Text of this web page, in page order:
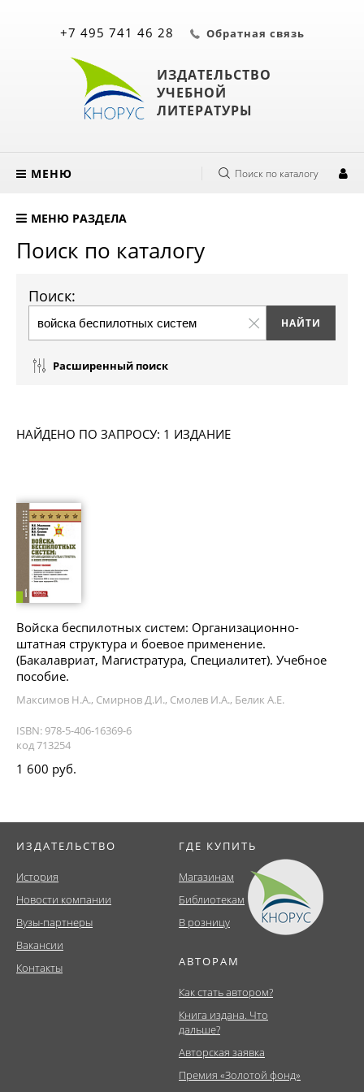
ИЗДАТЕЛЬСТВО
УЧЕБНОЙ
ЛИТЕРАТУРЫ
+7 495 741 46 28 Обратная связь
МЕНЮ Поиск по каталогу
МЕНЮ РАЗДЕЛА
Поиск по каталогу
Поиск:
Расширенный поиск
НАЙДЕНО ПО ЗАПРОСУ: 1 ИЗДАНИЕ
Войска беспилотных систем: Организационно-
штатная структура и боевое применение.
(Бакалавриат, Магистратура, Специалитет). Учебное
пособие.
Максимов Н.А., Смирнов Д.И., Смолев И.А., Белик А.Е.
ISBN: 978-5-406-16369-6
код 713254
1 600 руб.
ИЗДАТЕЛЬСТВО
История
Новости компании
Вузы-партнеры
Вакансии
Контакты
ГДЕ КУПИТЬ
Магазинам
Библиотекам
В розницу
АВТОРАМ
Как стать автором?
Книга издана. Что
дальше?
Авторская заявка
Премия «Золотой фонд»